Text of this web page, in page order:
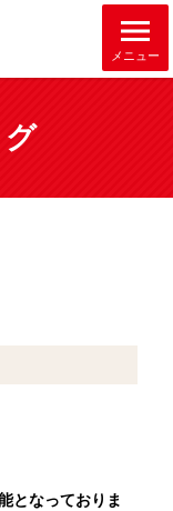
メニュー
となっておりま